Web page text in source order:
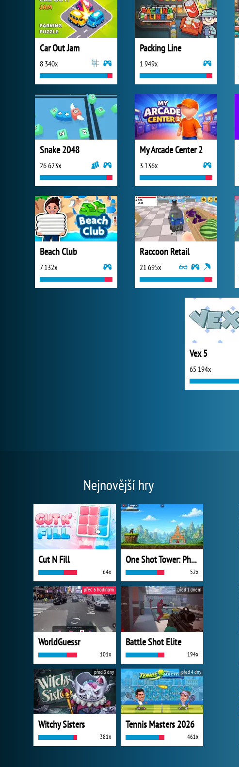
Car Out Jam
8 340x
Packing Line
1 949x
Snake 2048
26 623x
My Arcade Center 2
3 136x
Beach Club
7 132x
Raccoon Retail
21 695x
Vex 5
65 194x
Nejnovější hry
Cut N Fill
64x
One Shot Tower: Physics Destroyer
52x
WorldGuessr
101x
před 6 hodinami
Battle Shot Elite
194x
před 1 dnem
Witchy Sisters
381x
před 3 dny
Tennis Masters 2026
461x
před 4 dny